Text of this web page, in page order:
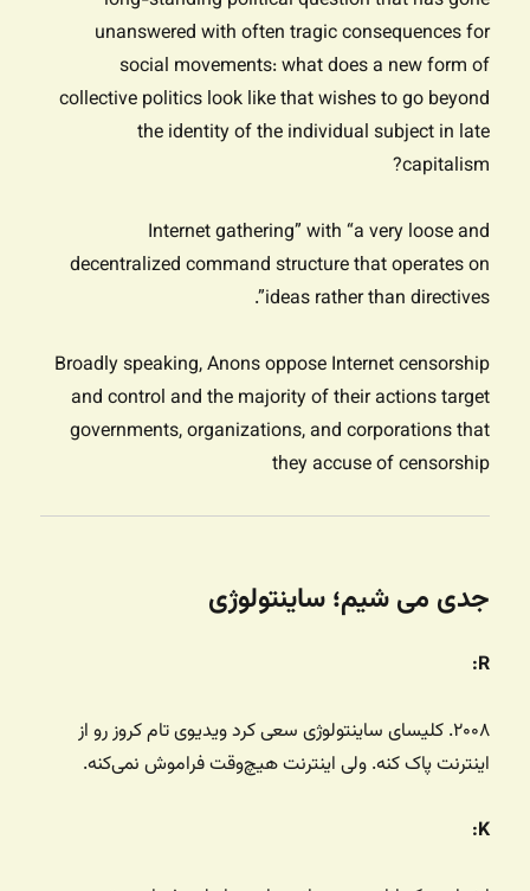
unanswered with often tragic consequences for
social movements: what does a new form of
collective politics look like that wishes to go beyond
the identity of the individual subject in late
capitalism?
Internet gathering” with “a very loose and
decentralized command structure that operates on
ideas rather than directives”.
Broadly speaking, Anons oppose Internet censorship
and control and the majority of their actions target
governments, organizations, and corporations that
they accuse of censorship
جدی می شیم؛ ساینتولوژی
۲۰۰۸. کلیسای ساینتولوژی سعی کرد ویدیوی تام کروز رو از
اینترنت پاک کنه. ولی اینترنت هیچ‌وقت فراموش نمی‌کنه.